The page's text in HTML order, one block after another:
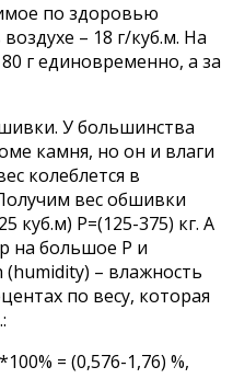
по здоровью
– 18 г/куб.м. На
г единовременно, а за
У большинства
камня, но он и влаги
колеблется в
вес обшивки
куб.м) P=(125-375) кг. А
на большое P и
– влажность
по весу, которая
= (0,576-1,76) %,